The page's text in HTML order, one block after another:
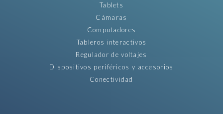
Tablets
Cámaras
Computadores
Tableros interactivos
Regulador de voltajes
Dispositivos periféricos y accesorios
Conectividad